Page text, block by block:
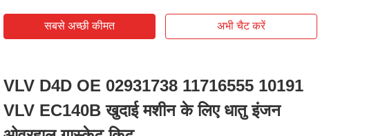
सबसे अच्छी कीमत अभी चैट करें
VLV D4D OE 02931738 11716555 10191
VLV EC140B खुदाई मशीन के लिए धातु इंजन